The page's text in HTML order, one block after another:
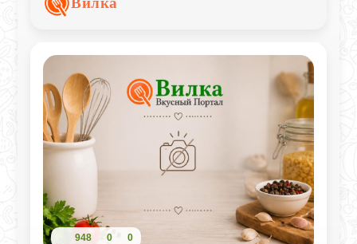
особенно свежим.
948 0 0